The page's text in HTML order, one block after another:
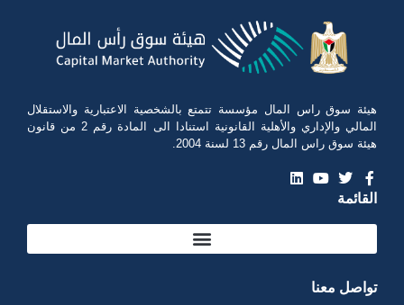
هيئة سوق راس المال مؤسسة تتمتع بالشخصية الاعتبارية والاستقلال
المالي والإداري والأهلية القانونية استنادا الى المادة رقم 2 من قانون
هيئة سوق راس المال رقم 13 لسنة 2004.
القائمة
تواصل معنا